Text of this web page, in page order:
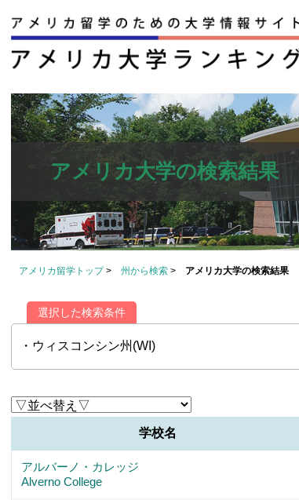
アメリカ大学の検索結果
アメリカ留学トップ > 州から検索 > アメリカ大学の検索結果
選択した検索条件
・ウィスコンシン州(WI)
学校名
アルバーノ・カレッジ
Alverno College